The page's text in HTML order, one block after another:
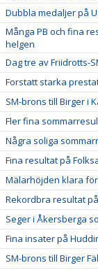
Dubbla medaljer på
Många PB och fina
helgen
Dag tre av Friidrotts-
Forstatt starka
SM-brons till Birger i
Fler fina
Några soliga
Fina resultat på
Mälarhöjden klara
Rekordbra resultat
Seger i Åkersberga
Fina insater på
SM-brons till Birger